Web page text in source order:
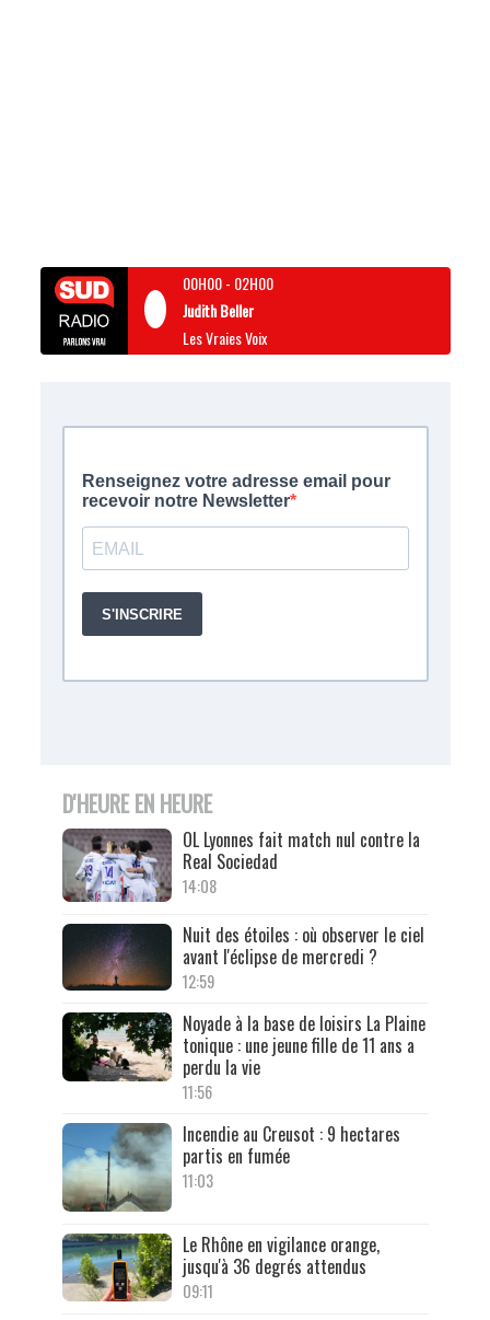
00H00- 02H00
Judith Beller
Les Vraies Voix
D'HEURE EN HEURE
OL Lyonnes fait match nul contre la
Real Sociedad
14:08
Nuit des étoiles : où observer le ciel
avant l'éclipse de mercredi ?
12:59
Noyade à la base de loisirs La Plaine
tonique : une jeune fille de 11 ans a
perdu la vie
11:56
Incendie au Creusot : 9 hectares
partis en fumée
11:03
Le Rhône en vigilance orange,
jusqu'à 36 degrés attendus
09:11